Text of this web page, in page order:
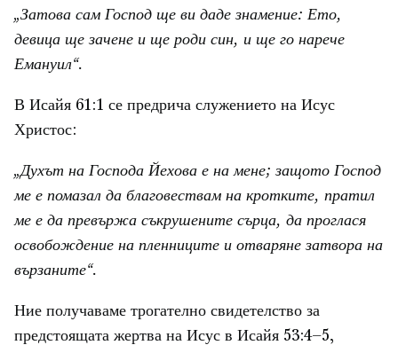
„Затова сам Господ ще ви даде знамение: Ето,
девица ще зачене и ще роди син, и ще го нарече
Емануил“.
В Исайя 61:1 се предрича служението на Исус
Христос:
„Духът на Господа Йехова е на мене; защото Господ
ме е помазал да благовествам на кротките, пратил
ме е да превържа съкрушените сърца, да проглася
освобождение на пленниците и отваряне затвора на
вързаните“.
Ние получаваме трогателно свидетелство за
предстоящата жертва на Исус в Исайя 53:4–5,